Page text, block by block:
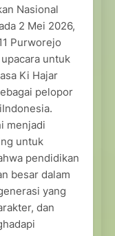
Nasional
2 Mei 2026,
Purworejo
untuk
Ki Hajar
pelopor
menjadi
untuk
pendidikan
besar dalam
yang
dan